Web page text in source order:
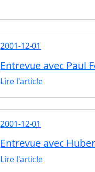
2001-12-01
Entrevue avec Paul
Lire l'article
2001-12-01
Entrevue avec
Lire l'article